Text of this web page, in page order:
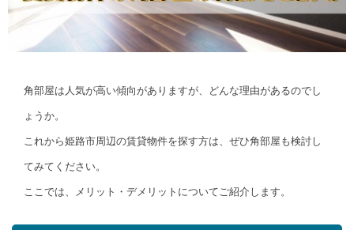
角部屋は人気が高い傾向がありますが、どんな理由があるのでし
ょうか。
これから姫路市周辺の賃貸物件を探す方は、ぜひ角部屋も検討し
てみてください。
ここでは、メリット・デメリットについてご紹介します。